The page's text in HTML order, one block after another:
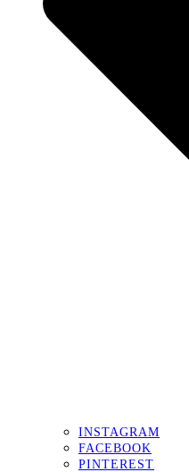
INSTAGRAM
FACEBOOK
PINTEREST